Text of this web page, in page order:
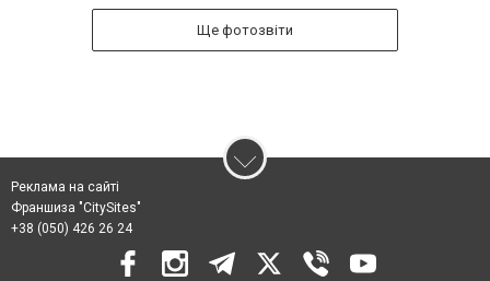
Ще фотозвіти
Реклама на сайті
Франшиза "CitySites"
+38 (050) 426 26 24